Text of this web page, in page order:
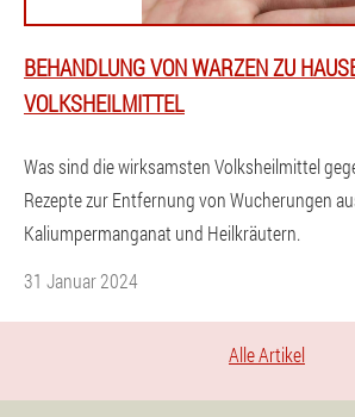
BEHANDLUNG VON WARZEN ZU
VOLKSHEILMITTEL
Was sind die wirksamsten Volksheilmittel
Rezepte zur Entfernung von Wucherungen
Kaliumpermanganat und Heilkräutern.
31 Januar 2024
Alle Artikel